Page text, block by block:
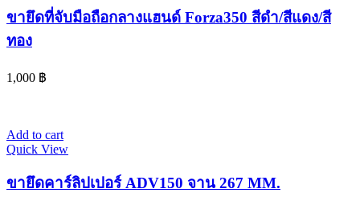
ขายึดที่จับมือถือกลางแฮนด์ Forza350 สีดำ/สีแดง/สี
ทอง
1,000 ฿
Add to cart
Quick View
ขายึดคาร์ลิปเปอร์ ADV150 จาน 267 MM.